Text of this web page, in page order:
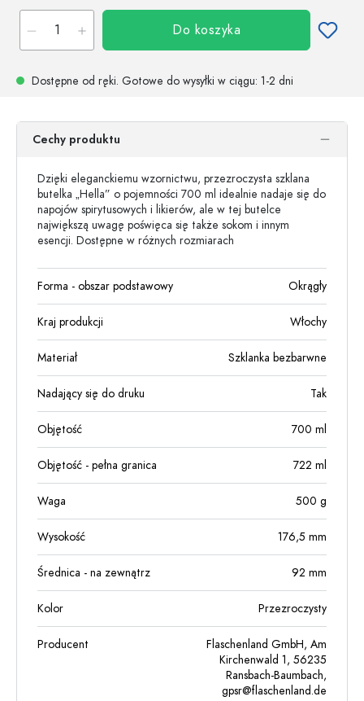
Do koszyka
Dostępne od ręki. Gotowe do wysyłki w ciągu: 1-2 dni
Cechy produktu
Dzięki eleganckiemu wzornictwu, przezroczysta szklana
butelka „Hella” o pojemności 700 ml idealnie nadaje się do
napojów spirytusowych i likierów, ale w tej butelce
największą uwagę poświęca się także sokom i innym
esencji. Dostępne w różnych rozmiarach
Forma - obszar podstawowy Okrągły
Kraj produkcji Włochy
Materiał Szklanka bezbarwne
Nadający się do druku Tak
Objętość 700 ml
Objętość - pełna granica 722 ml
Waga 500 g
Wysokość 176,5 mm
Średnica - na zewnątrz 92 mm
Kolor Przezroczysty
Producent
Flaschenland GmbH, Am
Kirchenwald 1, 56235
Ransbach-Baumbach,
gpsr@flaschenland.de